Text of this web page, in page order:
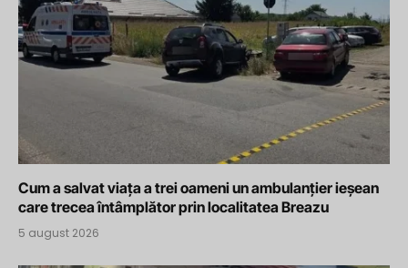
Cum a salvat viața a trei oameni un ambulanțier ieșean
care trecea întâmplător prin localitatea Breazu
5 august 2026